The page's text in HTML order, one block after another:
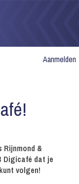
Aanmelden
Rijnmond &
Digicafé dat je
volgen!